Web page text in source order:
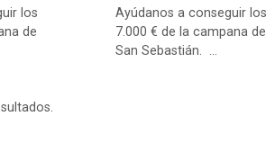
los
de
Ayúdanos a conseguir los
7.000 € de la campana de
San Sebastián. ...